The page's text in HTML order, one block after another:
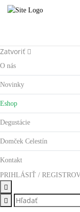
Zatvoriť
O nás
Novinky
Eshop
Degustácie
Domček Celestín
Kontakt
PRIHLÁSIŤ /